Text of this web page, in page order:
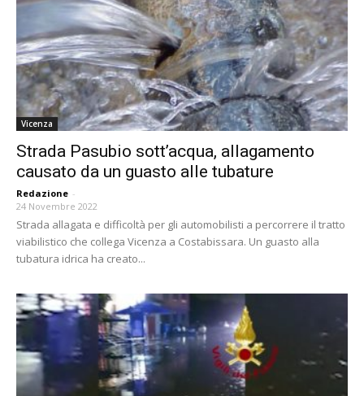
Vicenza
Strada Pasubio sott’acqua, allagamento
causato da un guasto alle tubature
Redazione -
24 Novembre 2022
Strada allagata e difficoltà per gli automobilisti a percorrere il tratto
viabilistico che collega Vicenza a Costabissara. Un guasto alla
tubatura idrica ha creato...